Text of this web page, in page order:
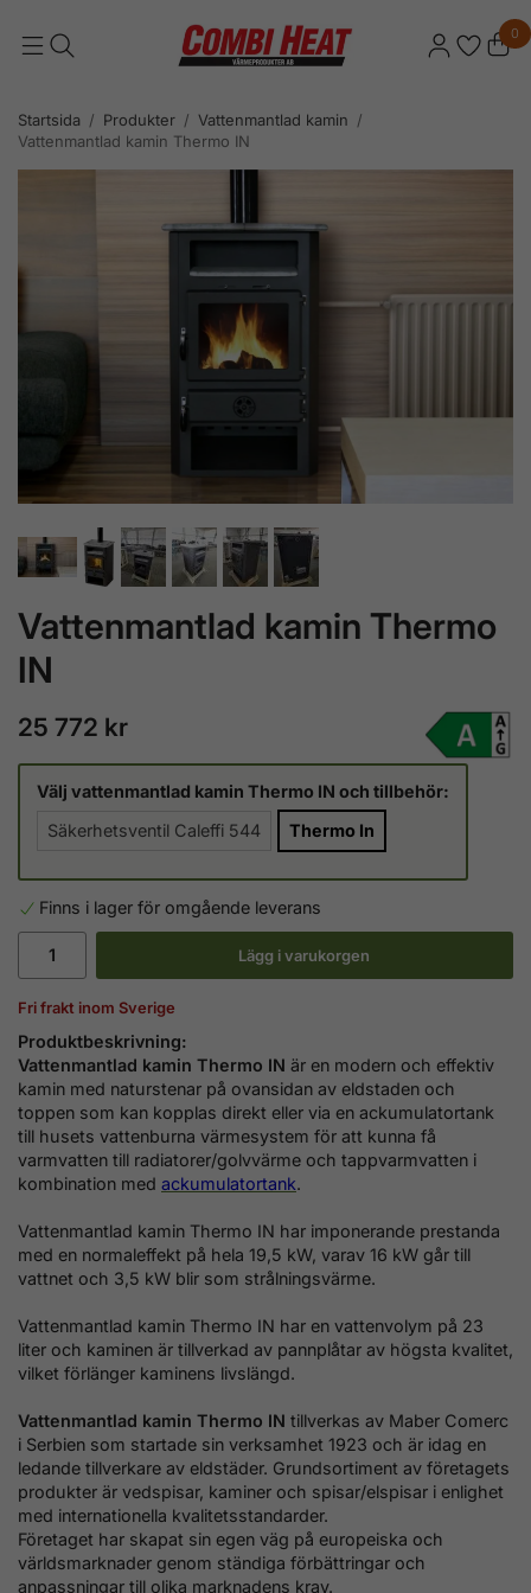
0
Startsida / Produkter / Vattenmantlad kamin /
Vattenmantlad kamin Thermo IN
Vattenmantlad kamin Thermo
IN
25 772 kr
Välj vattenmantlad kamin Thermo IN och tillbehör:
Säkerhetsventil Caleffi 544
Thermo In
Finns i lager för omgående leverans
Lägg i varukorgen
Fri frakt inom Sverige
Produktbeskrivning:
Vattenmantlad kamin Thermo IN är en modern och effektiv
kamin med naturstenar på ovansidan av eldstaden och
toppen som kan kopplas direkt eller via en ackumulatortank
till husets vattenburna värmesystem för att kunna få
varmvatten till radiatorer/golvvärme och tappvarmvatten i
kombination med ackumulatortank.
Vattenmantlad kamin Thermo IN har imponerande prestanda
med en normaleffekt på hela 19,5 kW, varav 16 kW går till
vattnet och 3,5 kW blir som strålningsvärme.
Vattenmantlad kamin Thermo IN har en vattenvolym på 23
liter och kaminen är tillverkad av pannplåtar av högsta kvalitet,
vilket förlänger kaminens livslängd.
Vattenmantlad kamin Thermo IN tillverkas av Maber Comerc
i Serbien som startade sin verksamhet 1923 och är idag en
ledande tillverkare av eldstäder. Grundsortiment av företagets
produkter är vedspisar, kaminer och spisar/elspisar i enlighet
med internationella kvalitetsstandarder.
Företaget har skapat sin egen väg på europeiska och
världsmarknader genom ständiga förbättringar och
anpassningar till olika marknadens krav.